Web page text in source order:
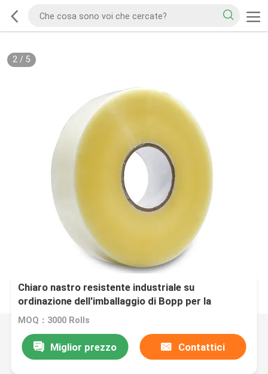
2/ 5
Chiaro nastro resistente industriale su
ordinazione dell'imballaggio di Bopp per la
macchina
MOQ：3000 Rolls
Miglior prezzo Contattici